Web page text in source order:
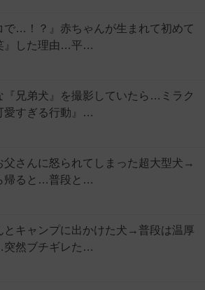
で…！？』赤ちゃんが生まれて初めて
』した理由…平…
『兄弟犬』を撮影していたら…ミラク
愛すぎる行動』…
父さんに怒られてしまった超大型犬→
帰ると…普段と…
とキャンプに出かけた犬→普段は温厚
然ブチギレた…